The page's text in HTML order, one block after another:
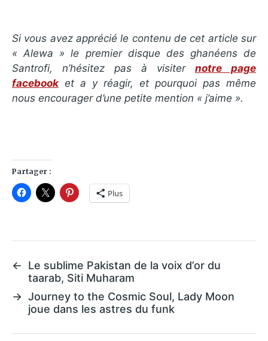
Si vous avez apprécié le contenu de cet article sur
« Alewa » le premier disque des ghanéens de
Santrofi, n’hésitez pas à visiter notre page
facebook et a y réagir, et pourquoi pas même
nous encourager d’une petite mention « j’aime ».
Partager :
Plus
←
Le sublime Pakistan de la voix d’or du
taarab, Siti Muharam
→ Journey to the Cosmic Soul, Lady Moon
joue dans les astres du funk